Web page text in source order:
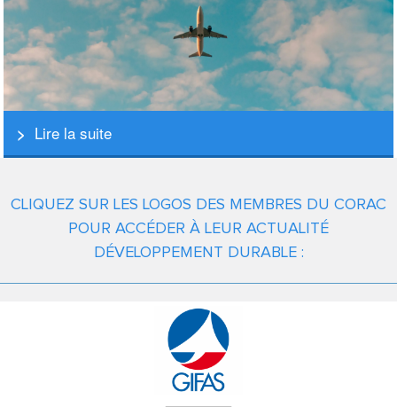
Lire la suite
CLIQUEZ SUR LES LOGOS DES MEMBRES DU CORAC
POUR ACCÉDER À LEUR ACTUALITÉ
DÉVELOPPEMENT DURABLE :